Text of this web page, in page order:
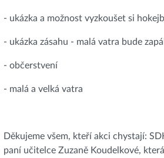
- ukázka a možnost vyzkoušet si
- ukázka zásahu - malá vatra bude
- občerstvení
- malá a velká vatra
Děkujeme všem, kteří akci chystají:
paní učitelce Zuzaně Koudelkové,